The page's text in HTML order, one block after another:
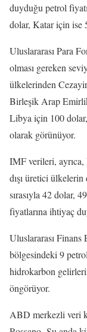
duyduğu petrol
dolar, Katar için ise
Uluslararası Para
olması gereken
ülkelerinden
Birleşik Arap
Libya için 100
olarak görünüyor.
IMF verileri,
dışı üretici
sırasıyla 42 dolar,
fiyatlarına ihtiyaç
Uluslararası
bölgesindeki 9
hidrokarbon
öngörüyor.
ABD merkezli veri